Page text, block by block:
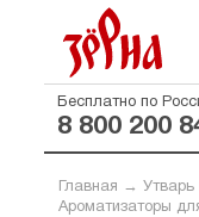
Бесплатно по
8 800 200
Главная → Утварь
Ароматизаторы